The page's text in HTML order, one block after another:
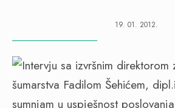
19. 01. 2012.